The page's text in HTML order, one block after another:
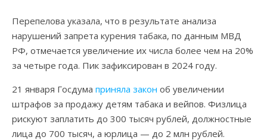
Перепелова указала, что в результате анализа
нарушений запрета курения табака, по данным МВД
РФ, отмечается увеличение их числа более чем на 20%
за четыре года. Пик зафиксирован в 2024 году.
21 января Госдума приняла закон об увеличении
штрафов за продажу детям табака и вейпов. Физлица
рискуют заплатить до 300 тысяч рублей, должностные
лица до 700 тысяч, а юрлица — до 2 млн рублей.